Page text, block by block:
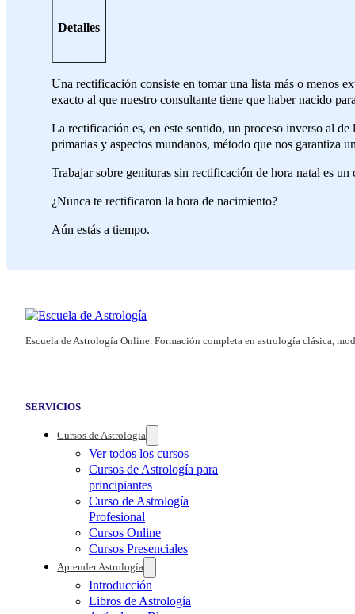
Detalles
Una rectificación consiste en tomar una lista más o menos
exacto al que nuestro consultante tiene que haber nacido
La rectificación es, en este sentido, un proceso inverso al
primarias y aspectos mundanos, método que nos garantiza
Trabajar sobre genituras sin rectificación de hora natal es
¿Nunca te rectificaron la hora de nacimiento?
Aún estás a tiempo.
Escuela de Astrología Online. Formación completa en astrología clásica,
SERVICIOS
Cursos de Astrología
Ver todos los cursos
Cursos de Astrología para
principiantes
Curso de Astrología
Profesional
Cursos Online
Cursos Presenciales
Aprender Astrología
Introducción
Libros de Astrología